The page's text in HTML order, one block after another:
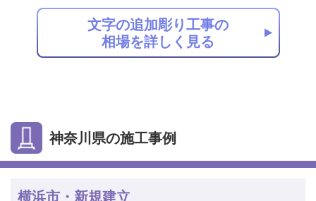
文字の追加彫り工事の
相場を詳しく見る
神奈川県の施工事例
横浜市・新規建立